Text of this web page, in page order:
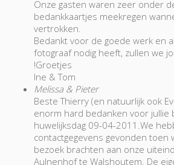
Onze gasten waren zeer onder
bedankkaartjes meekregen
vertrokken.
Bedankt voor de goede werk en
fotograaf nodig heeft, zullen we
!Groetjes
Ine & Tom
Melissa & Pieter
Beste Thierry (en natuurlijk ook
enorm hard bedanken voor jullie
huwelijksdag 09-04-2011.We
contactgegevens gevonden toen
bezoek brachten aan onze
Aulnenhof te Walshoutem. De